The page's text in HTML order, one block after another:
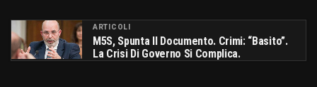
ARTICOLI
M5S, Spunta Il Documento. Crimi: “Basito”.
La Crisi Di Governo Si Complica.